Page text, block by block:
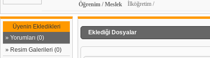
Öğrenim / Meslek İlköğretim /
Üyenin Ekledikleri
» Yorumları (0)
» Resim Galerileri (0)
Eklediği Dosyalar